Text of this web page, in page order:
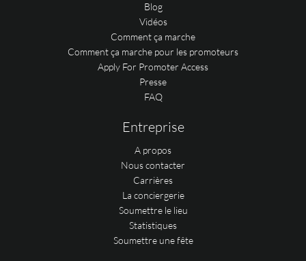
Blog
Vidéos
Comment ça marche
Comment ça marche pour les promoteurs
Apply For Promoter Access
Presse
FAQ
Entreprise
A propos
Nous contacter
Carrières
La conciergerie
Soumettre le lieu
Statistiques
Soumettre une fête